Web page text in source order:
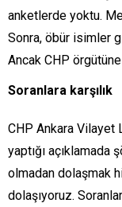
anketlerde yoktu.
Sonra, öbür isimler
Ancak CHP
Soranlara karşılık
CHP Ankara Vilayet
yaptığı açıklamada
olmadan dolaşmak
dolaşıyoruz.